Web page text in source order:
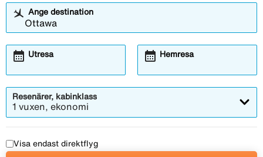
Ange destination
Utresa
calendar_month Hemresa
calendar_month
Resenärer, kabinklass
1 vuxen, ekonomi
Visa endast direktflyg